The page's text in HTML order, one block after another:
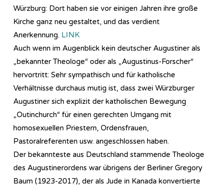
Würzburg: Dort haben sie vor einigen Jahren ihre große
Kirche ganz neu gestaltet, und das verdient
Anerkennung. LINK
Auch wenn im Augenblick kein deutscher Augustiner als
„bekannter Theologe“ oder als „Augustinus-Forscher“
hervortritt: Sehr sympathisch und für katholische
Verhältnisse durchaus mutig ist, dass zwei Würzburger
Augustiner sich explizit der katholischen Bewegung
„Outinchurch“ für einen gerechten Umgang mit
homosexuellen Priestern, Ordensfrauen,
Pastoralreferenten usw. angeschlossen haben.
Der bekannteste aus Deutschland stammende Theologe
des Augustinerordens war übrigens der Berliner Gregory
Baum (1923-2017), der als Jude in Kanada konvertierte